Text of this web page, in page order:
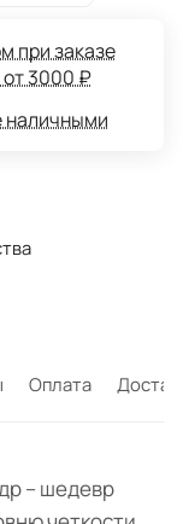
при заказе
3000 ₽
наличными
Оплата
– шедевр